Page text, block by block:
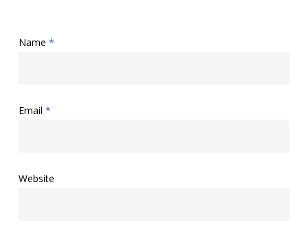
Name *
Email *
Website